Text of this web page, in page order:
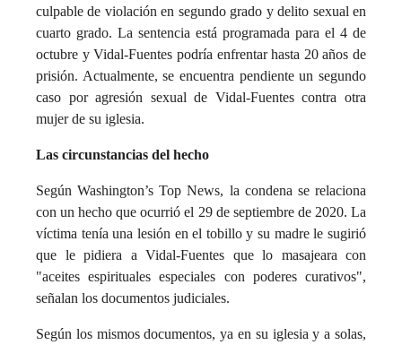
culpable de violación en segundo grado y delito sexual en
cuarto grado. La sentencia está programada para el 4 de
octubre y Vidal-Fuentes podría enfrentar hasta 20 años de
prisión. Actualmente, se encuentra pendiente un segundo
caso por agresión sexual de Vidal-Fuentes contra otra
mujer de su iglesia.
Las circunstancias del hecho
Según Washington’s Top News, la condena se relaciona
con un hecho que ocurrió el 29 de septiembre de 2020. La
víctima tenía una lesión en el tobillo y su madre le sugirió
que le pidiera a Vidal-Fuentes que lo masajeara con
"aceites espirituales especiales con poderes curativos",
señalan los documentos judiciales.
Según los mismos documentos, ya en su iglesia y a solas,